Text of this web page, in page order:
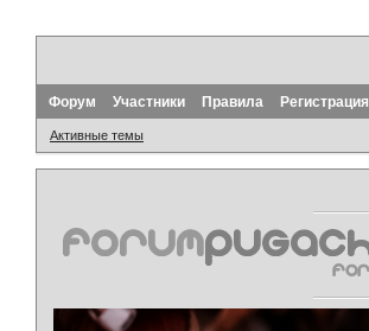
Форум Участники Правила Регистрация
Активные темы